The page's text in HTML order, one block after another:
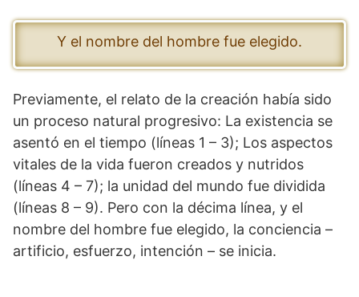
Y el nombre del hombre fue elegido.
Previamente, el relato de la creación había sido
un proceso natural progresivo: La existencia se
asentó en el tiempo (líneas 1 – 3); Los aspectos
vitales de la vida fueron creados y nutridos
(líneas 4 – 7); la unidad del mundo fue dividida
(líneas 8 – 9). Pero con la décima línea, y el
nombre del hombre fue elegido, la conciencia –
artificio, esfuerzo, intención – se inicia.